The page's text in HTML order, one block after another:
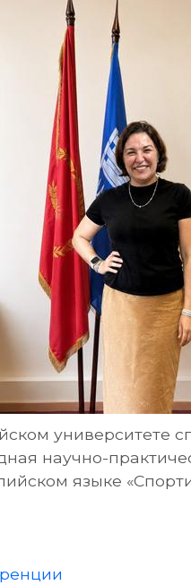
университете
научно-
языке